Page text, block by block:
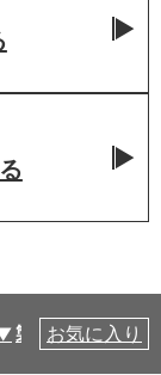
製品仕様
お気に入り